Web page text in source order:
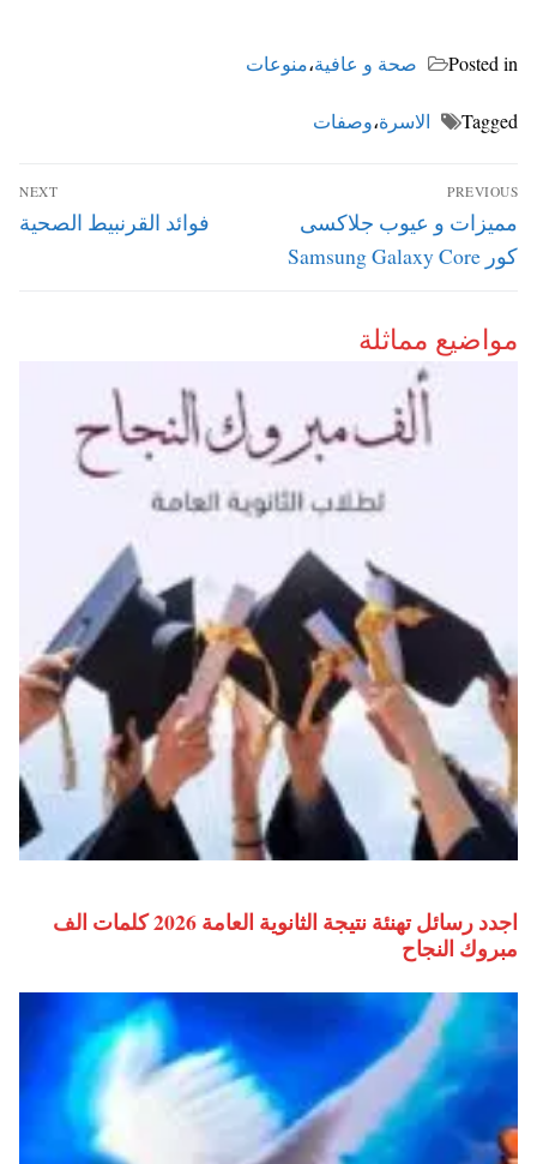
Posted in صحة و عافية،منوعات
Tagged الاسرة،وصفات
تصفّح
المقالات
PREVIOUS
Previous
post:
مميزات و عيوب جلاكسى
كور Samsung Galaxy Core
NEXT
Next
فوائد القرنبيط الصحية
مواضيع مماثلة
اجدد رسائل تهنئة نتيجة الثانوية العامة 2026 كلمات الف
مبروك النجاح